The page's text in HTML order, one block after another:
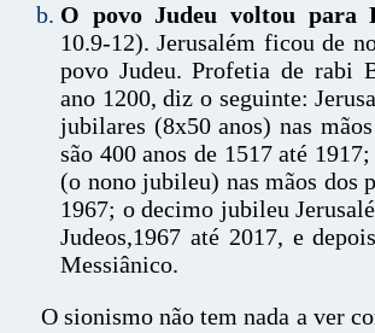
O povo Judeu voltou para
10.9-12). Jerusalém ficou de
povo Judeu. Profetia de rabi
ano 1200, diz o seguinte:
jubilares (8x50 anos) nas
são 400 anos de 1517 até
(o nono jubileu) nas mãos dos
1967; o decimo jubileu
Judeos,1967 até 2017, e
Messiânico.
O sionismo não tem nada a ver